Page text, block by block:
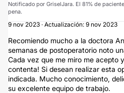
Notificado por GriselJara. El 81% de
pena.
9 nov 2023 · Actualización: 9 nov 2023
Recomiendo mucho a la doctora
semanas de postoperatorio noto
Cada vez que me miro me acepto
contenta! Si desean realizar esta
indicada. Mucho conocimiento,
su excelente equipo de trabajo.